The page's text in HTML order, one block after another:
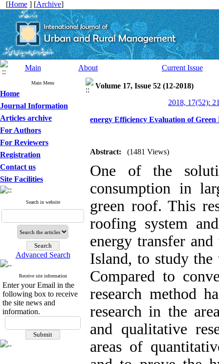
[Home ] [Archive]
Main About Current Issue
Main Menu
Home
Journal Information
Articles archive
For Authors
For Reviewers
Registration
Contact us
Site Facilities
Search in website
Advanced Search
Receive site information
Enter your Email in the
following box to receive
the site news and
information.
Volume 17, Issue 52 (12-2018)
2018, 17(52):
energy Efficiency Evaluation of
Abstract: (1481 Views)
One of the
consumption in
green roof. This
roofing system
energy transfer
Island, to study
Compared to
research method
research in the
and qualitative
areas of